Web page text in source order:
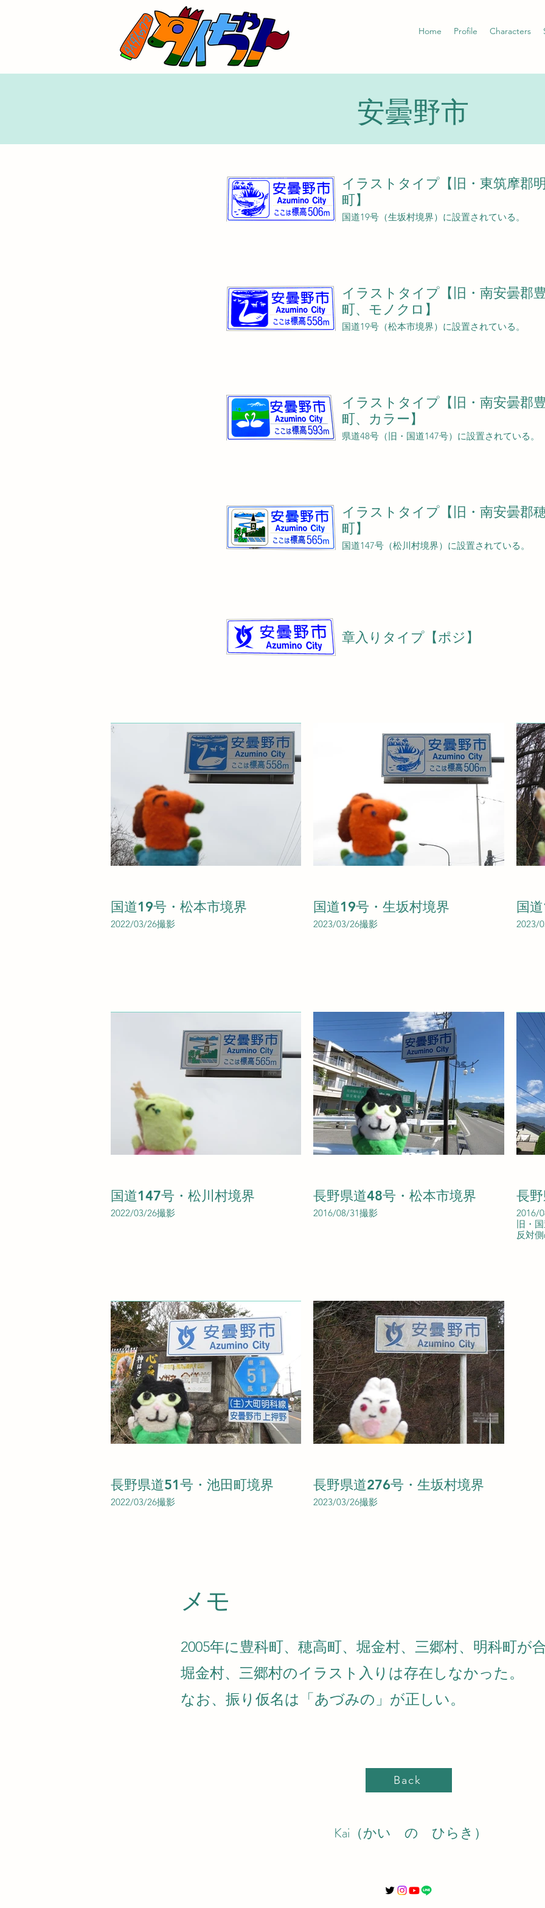
Home Profile Characters
安曇野市
イラストタイプ【旧・東筑摩郡
町】
国道19号（生坂村境界）に設置されている。
イラストタイプ【旧・南安曇郡
町、モノクロ】
国道19号（松本市境界）に設置されている。
イラストタイプ【旧・南安曇郡
町、カラー】
県道48号（旧・国道147号）に設置されている。
イラストタイプ【旧・南安曇郡
町】
国道147号（松川村境界）に設置されている。
章入りタイプ【ポジ】
国道19号・松本市境界
2022/03/26撮影
国道19号・生坂村境界
2023/03/26撮影
国
2023/
国道147号・松川村境界
2022/03/26撮影
長野県道48号・松本市境界
2016/08/31撮影
長
2016/
旧・国
反対
長野県道51号・池田町境界
2022/03/26撮影
長野県道276号・生坂村境界
2023/03/26撮影
​メモ
2005年に豊科町、穂高町、堀金村、三郷村、明科町が
堀金村、三郷村のイラスト入りは存在しなかった。
なお、振り仮名は「あづみの」が正しい。
Back
Kai（かい の ひらき）